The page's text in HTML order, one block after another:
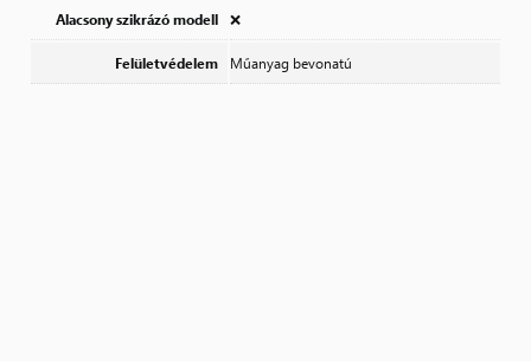
Alacsony szikrázó modell ❌
Felületvédelem Műanyag bevonatú